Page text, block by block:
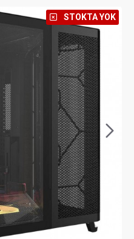
⠀STOKTA YOK